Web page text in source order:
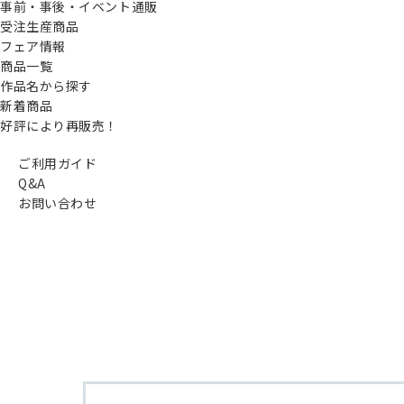
事前・事後・イベント通販
受注生産商品
フェア情報
商品一覧
作品名から探す
新着商品
好評により再販売！
ご利用ガイド
Q&A
お問い合わせ